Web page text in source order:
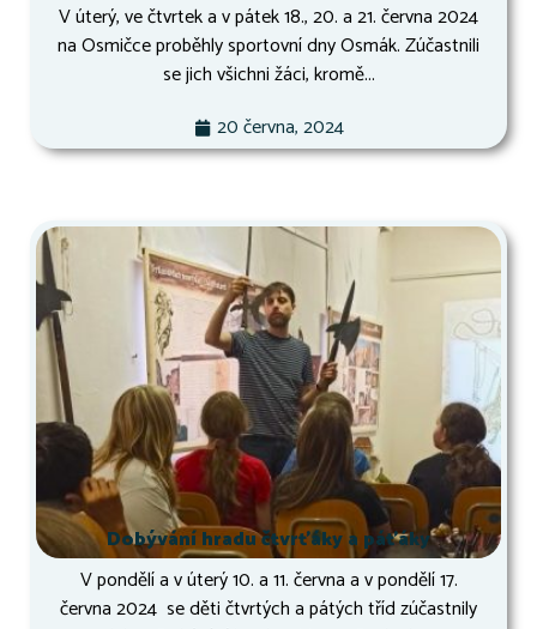
V úterý, ve čtvrtek a v pátek 18., 20. a 21. června 2024
na Osmičce proběhly sportovní dny Osmák. Zúčastnili
se jich všichni žáci, kromě...
20 června, 2024
Dobývání hradu čtvrťáky a páťáky
V pondělí a v úterý 10. a 11. června a v pondělí 17.
června 2024 se děti čtvrtých a pátých tříd zúčastnily